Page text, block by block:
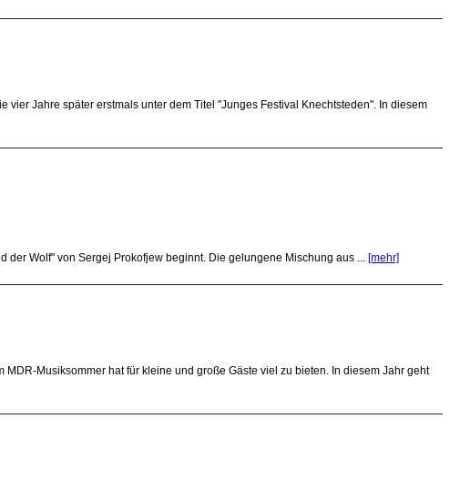
Jahre später erstmals unter dem Titel "Junges Festival Knechtsteden". In diesem
Wolf" von Sergej Prokofjew beginnt. Die gelungene Mischung aus ... [mehr]
Musiksommer hat für kleine und große Gäste viel zu bieten. In diesem Jahr geht